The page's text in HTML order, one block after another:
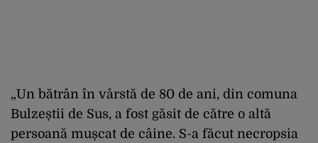
„Un bătrân în vârstă de 80 de ani, din comuna
Bulzeștii de Sus, a fost găsit de către o altă
persoană mușcat de câine. S-a făcut necropsia